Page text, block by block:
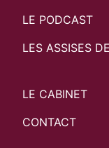
LE PODCAST
LES ASSISES
LE CABINET
CONTACT